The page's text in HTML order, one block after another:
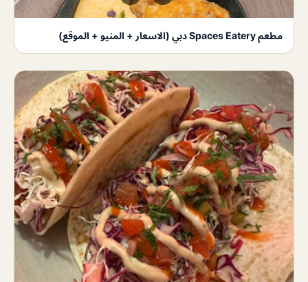
مطعم Spaces Eatery دبي (الاسعار + المنيو + الموقع)